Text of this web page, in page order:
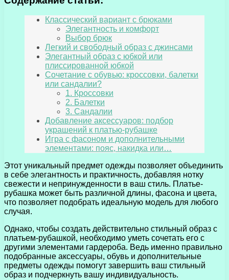
Классический вариант с брюками
Элегантность и комфорт
Выбор брюк
Легкий и свободный образ с джинсами
Элегантный образ с юбкой или
плиссированной юбкой
Сочетание с обувью: кроссовки, балетки
или сандалии?
1. Кроссовки
2. Балетки
3. Сандалии
Добавление аксессуаров: подбор
украшений к платью-рубашке
Игра с фасоном и дополнительными
элементами: пояс, накидка или…
Этот уникальный предмет одежды позволяет объединить
в себе элегантность и практичность, добавляя нотку
свежести и непринужденности в ваш стиль. Платье-
рубашка может быть различной длины, фасона и цвета,
что позволяет подобрать идеальную модель для любого
случая.
Однако, чтобы создать действительно стильный образ с
платьем-рубашкой, необходимо уметь сочетать его с
другими элементами гардероба. Ведь именно правильно
подобранные аксессуары, обувь и дополнительные
предметы одежды помогут завершить ваш стильный
образ и подчеркнуть вашу индивидуальность.